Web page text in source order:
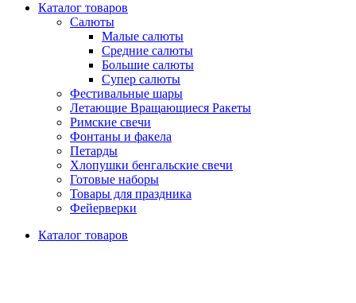
Каталог товаров
Салюты
Малые салюты
Средние салюты
Большие салюты
Супер салюты
Фестивальные шары
Летающие Вращающиеся Ракеты
Римские свечи
Фонтаны и факела
Петарды
Хлопушки бенгальские свечи
Готовые наборы
Товары для праздника
Фейерверки
Каталог товаров